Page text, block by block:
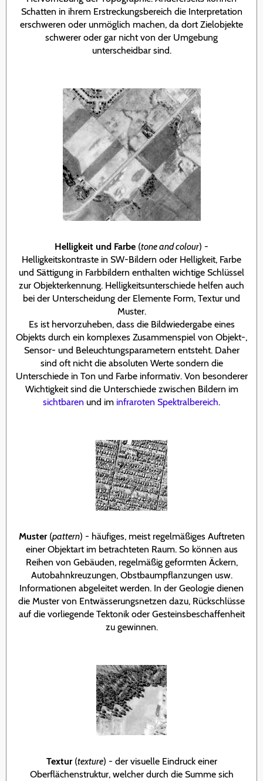
Schatten in ihrem Erstreckungsbereich die Interpretation
erschweren oder unmöglich machen, da dort Zielobjekte
schwerer oder gar nicht von der Umgebung
unterscheidbar sind.
Helligkeit und Farbe (tone and colour) -
Helligkeitskontraste in SW-Bildern oder Helligkeit, Farbe
und Sättigung in Farbbildern enthalten wichtige Schlüssel
zur Objekterkennung. Helligkeitsunterschiede helfen auch
bei der Unterscheidung der Elemente Form, Textur und
Muster.
Es ist hervorzuheben, dass die Bildwiedergabe eines
Objekts durch ein komplexes Zusammenspiel von Objekt-,
Sensor- und Beleuchtungsparametern entsteht. Daher
sind oft nicht die absoluten Werte sondern die
Unterschiede in Ton und Farbe informativ. Von besonderer
Wichtigkeit sind die Unterschiede zwischen Bildern im
sichtbaren und im infraroten Spektralbereich.
Muster(pattern) - häufiges, meist regelmäßiges Auftreten
einer Objektart im betrachteten Raum. So können aus
Reihen von Gebäuden, regelmäßig geformten Äckern,
Autobahnkreuzungen, Obstbaumpflanzungen usw.
Informationen abgeleitet werden. In der Geologie dienen
die Muster von Entwässerungsnetzen dazu, Rückschlüsse
auf die vorliegende Tektonik oder Gesteinsbeschaffenheit
zu gewinnen.
Textur(texture) - der visuelle Eindruck einer
Oberflächenstruktur, welcher durch die Summe sich